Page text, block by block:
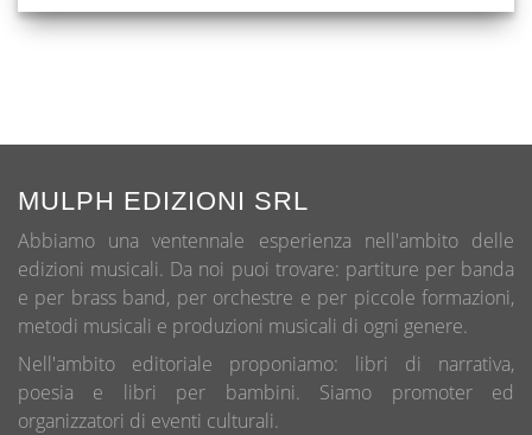
MULPH EDIZIONI SRL
Abbiamo una ventennale esperienza nell'ambito delle
edizioni musicali. Da noi puoi trovare: partiture per banda
e per brass band, per orchestre e per piccole formazioni,
metodi musicali e produzioni musicali di ogni genere.
Nell'ambito editoriale proponiamo: libri di narrativa,
poesia e libri per bambini. Siamo promoter ed
organizzatori di eventi culturali.